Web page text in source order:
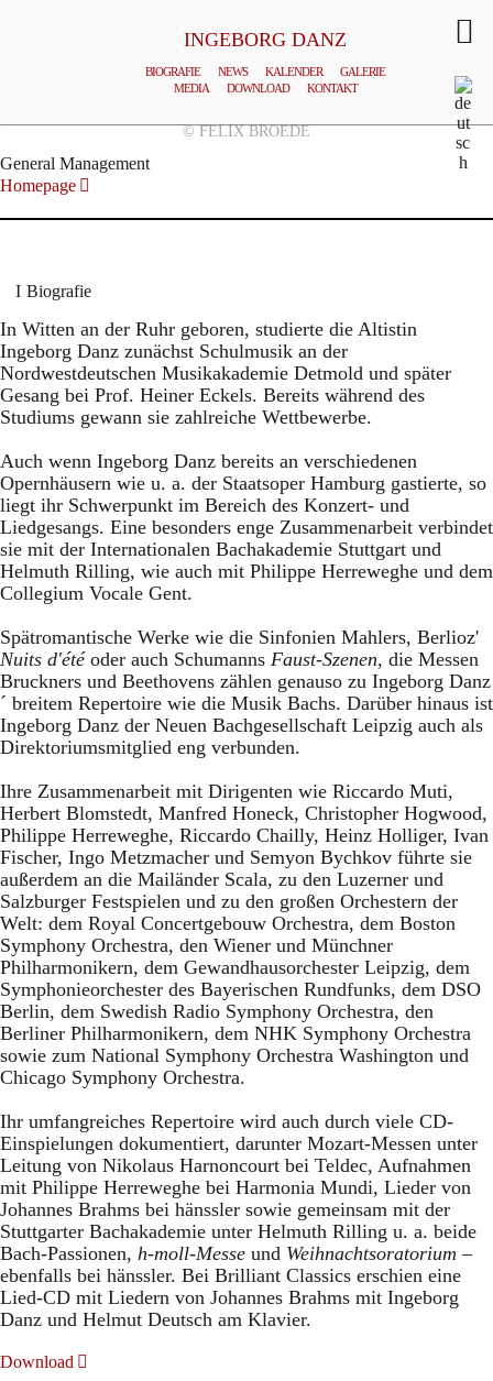
INGEBORG DANZ
BIOGRAFIE NEWS KALENDER
GALERIE
MEDIA
DOWNLOAD KONTAKT
© FELIX BROEDE
General Management
Homepage
Biografie
In Witten an der Ruhr geboren, studierte die Altistin
Ingeborg Danz zunächst Schulmusik an der
Nordwestdeutschen Musikakademie Detmold und später
Gesang bei Prof. Heiner Eckels. Bereits während des
Studiums gewann sie zahlreiche Wettbewerbe.
Auch wenn Ingeborg Danz bereits an verschiedenen
Opernhäusern wie u. a. der Staatsoper Hamburg gastierte, so
liegt ihr Schwerpunkt im Bereich des Konzert- und
Liedgesangs. Eine besonders enge Zusammenarbeit verbindet
sie mit der Internationalen Bachakademie Stuttgart und
Helmuth Rilling, wie auch mit Philippe Herreweghe und dem
Collegium Vocale Gent.
Spätromantische Werke wie die Sinfonien Mahlers, Berlioz'
Nuits d'étéoder auch Schumanns Faust-Szenen, die Messen
Bruckners und Beethovens zählen genauso zu Ingeborg Danz
´ breitem Repertoire wie die Musik Bachs. Darüber hinaus ist
Ingeborg Danz der Neuen Bachgesellschaft Leipzig auch als
Direktoriumsmitglied eng verbunden.
Ihre Zusammenarbeit mit Dirigenten wie Riccardo Muti,
Herbert Blomstedt, Manfred Honeck, Christopher Hogwood,
Philippe Herreweghe, Riccardo Chailly, Heinz Holliger, Ivan
Fischer, Ingo Metzmacher und Semyon Bychkov führte sie
außerdem an die Mailänder Scala, zu den Luzerner und
Salzburger Festspielen und zu den großen Orchestern der
Welt: dem Royal Concertgebouw Orchestra, dem Boston
Symphony Orchestra, den Wiener und Münchner
Philharmonikern, dem Gewandhausorchester Leipzig, dem
Symphonieorchester des Bayerischen Rundfunks, dem DSO
Berlin, dem Swedish Radio Symphony Orchestra, den
Berliner Philharmonikern, dem NHK Symphony Orchestra
sowie zum National Symphony Orchestra Washington und
Chicago Symphony Orchestra.
Ihr umfangreiches Repertoire wird auch durch viele CD-
Einspielungen dokumentiert, darunter Mozart-Messen unter
Leitung von Nikolaus Harnoncourt bei Teldec, Aufnahmen
mit Philippe Herreweghe bei Harmonia Mundi, Lieder von
Johannes Brahms bei hänssler sowie gemeinsam mit der
Stuttgarter Bachakademie unter Helmuth Rilling u. a. beide
Bach-Passionen, h-moll-Messe und Weihnachtsoratorium –
ebenfalls bei hänssler. Bei Brilliant Classics erschien eine
Lied-CD mit Liedern von Johannes Brahms mit Ingeborg
Danz und Helmut Deutsch am Klavier.
Download